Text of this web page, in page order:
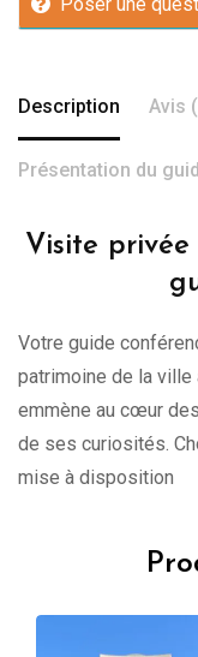
Description Avis
Présentation du
Visite
Votre guide
patrimoine de la
emmène au cœur
de ses curiosités.
mise à disposition